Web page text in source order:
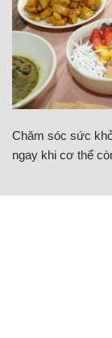
Chăm sóc sức
ngay khi cơ thể